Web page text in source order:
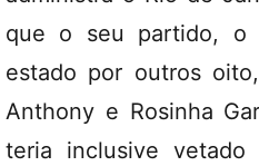
que o seu partido, o
estado por outros
Anthony e Rosinha
teria inclusive